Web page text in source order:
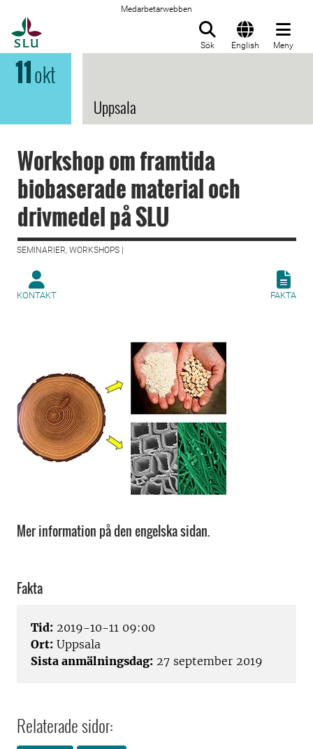
Medarbetarwebben
Sök English Meny
11okt
Uppsala
Workshop om framtida
biobaserade material och
drivmedel på SLU
SEMINARIER, WORKSHOPS |
KONTAKT FAKTA
Mer information på den engelska sidan.
Fakta
Tid: 2019-10-11 09:00
Ort: Uppsala
Sista anmälningsdag: 27 september 2019
Relaterade sidor: